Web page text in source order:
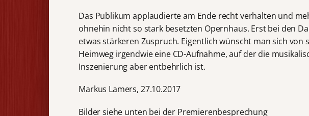
Das Publikum applaudierte am Ende recht verhalten und
ohnehin nicht so stark besetzten Opernhaus. Erst bei den
etwas stärkeren Zuspruch. Eigentlich wünscht man sich von
Heimweg irgendwie eine CD-Aufnahme, auf der die
Inszenierung aber entbehrlich ist.
Markus Lamers, 27.10.2017
Bilder siehe unten bei der Premierenbesprechung